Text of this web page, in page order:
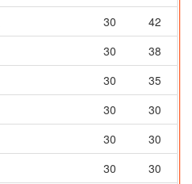
30
42
30
38
30
35
30
30
30
30
30
30